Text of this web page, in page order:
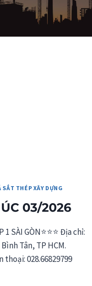
SẮT THÉP XÂY DỰNG
03/2026
1 SÀI GÒN⭐⭐⭐ Địa chỉ:
Tân, TP HCM.
thoại: 028.66829799